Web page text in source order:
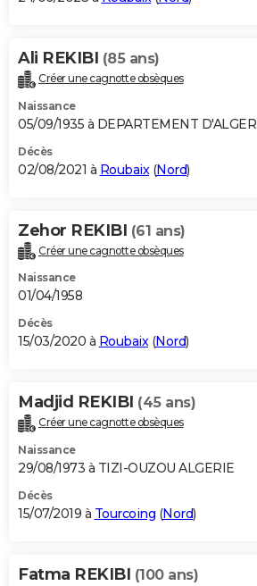
Ali REKIBI (85 ans)
Créer une cagnotte obsèques
Naissance
05/09/1935 à DEPARTEMENT D'ALGER
Décès
02/08/2021 à Roubaix (Nord)
Zehor REKIBI (61 ans)
Créer une cagnotte obsèques
Naissance
01/04/1958
Décès
15/03/2020 à Roubaix(Nord)
Madjid REKIBI (45 ans)
Créer une cagnotte obsèques
Naissance
29/08/1973 à TIZI-OUZOU ALGERIE
Décès
15/07/2019 à Tourcoing (Nord)
Fatma REKIBI (100 ans)